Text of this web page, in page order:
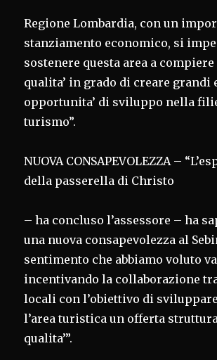
Regione Lombardia, con un
stanziamento economico, si
sostenere questa area a
qualita’ in grado di creare grandi
opportunita’ di sviluppo nella
turismo”.
NUOVA CONSAPEVOLEZZA –
della passerella di Christo
– ha concluso l’assessore – ha
una nuova consapevolezza al
sentimento che abbiamo voluto
incentivando la collaborazione
locali con l’obiettivo di
l’area turistica un offerta
qualita’”.